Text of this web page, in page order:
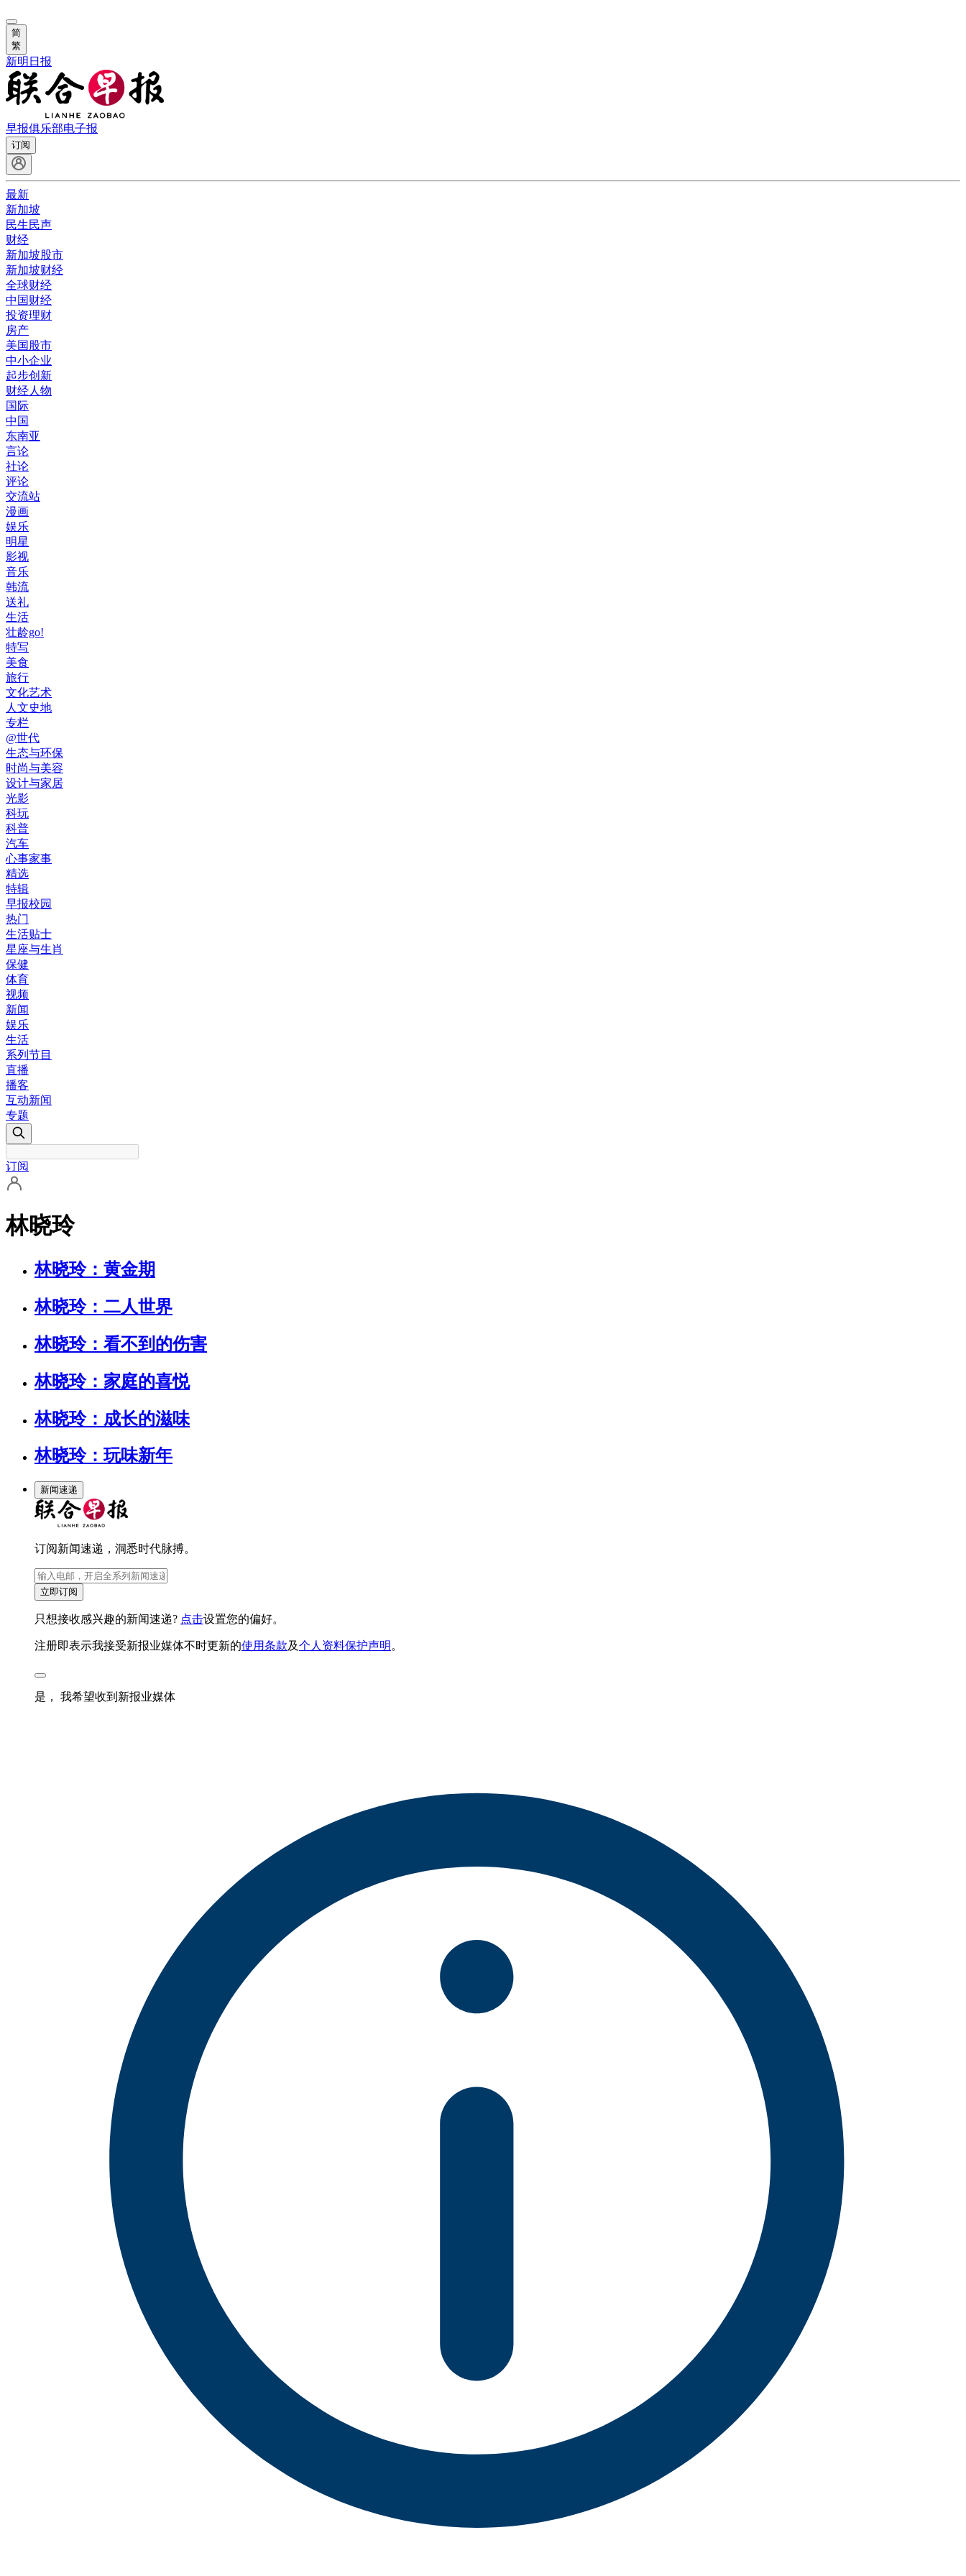
简
繁
新明日报
早报俱乐部电子报
订阅
最新
新加坡
民生民声
财经
新加坡股市
新加坡财经
全球财经
中国财经
投资理财
房产
美国股市
中小企业
起步创新
财经人物
国际
中国
东南亚
言论
社论
评论
交流站
漫画
娱乐
明星
影视
音乐
韩流
送礼
生活
壮龄go!
特写
美食
旅行
文化艺术
人文史地
专栏
@世代
生态与环保
时尚与美容
设计与家居
光影
科玩
科普
汽车
心事家事
精选
特辑
早报校园
热门
生活贴士
星座与生肖
保健
体育
视频
新闻
娱乐
生活
系列节目
直播
播客
互动新闻
专题
订阅
林晓玲
林晓玲：黄金期
林晓玲：二人世界
林晓玲：看不到的伤害
林晓玲：家庭的喜悦
林晓玲：成长的滋味
林晓玲：玩味新年
新闻速递
订阅新闻速递，洞悉时代脉搏。
立即订阅
只想接收感兴趣的新闻速递? 点击设置您的偏好。
注册即表示我接受新报业媒体不时更新的使用条款及个人资料保护声明 。
是， 我希望收到新报业媒体